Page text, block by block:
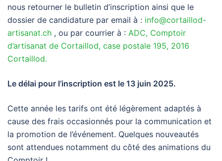
nous retourner le bulletin d’inscription ainsi que le
dossier de candidature par email à : info@cortaillod-
artisanat.ch , ou par courrier à : ADC, Comptoir
d’artisanat de Cortaillod, case postale 195, 2016
Cortaillod.
Le délai pour l’inscription est le 13 juin 2025.
Cette année les tarifs ont été légèrement adaptés à
cause des frais occasionnés pour la communication et
la promotion de l’événement. Quelques nouveautés
sont attendues notamment du côté des animations du